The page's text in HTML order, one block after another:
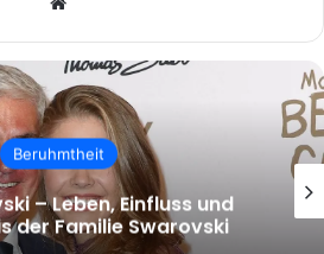
Beruhmtheit
– Wer ist Malcolm
wächst das Interesse
an ihm?